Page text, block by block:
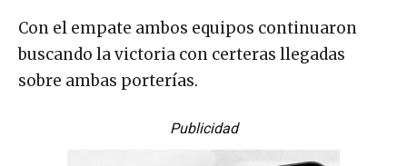
Con el empate ambos equipos continuaron
buscando la victoria con certeras llegadas
sobre ambas porterías.
Publicidad